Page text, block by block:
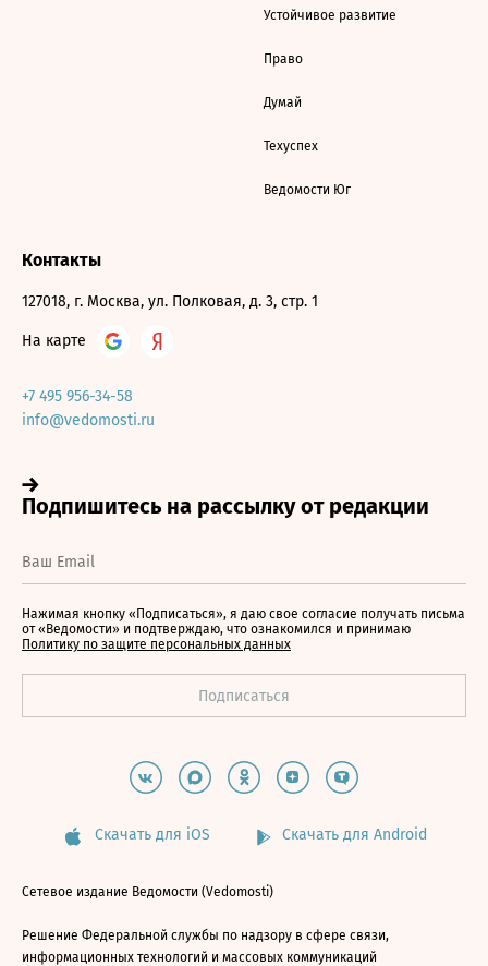
Устойчивое развитие
Право
Думай
Техуспех
Ведомости Юг
Контакты
127018, г. Москва, ул. Полковая, д. 3, стр. 1
На карте
+7 495 956-34-58
info@vedomosti.ru
Нажимая кнопку «Подписаться», я даю свое согласие получать письма
от «Ведомости» и подтверждаю, что ознакомился и принимаю
Политику по защите персональных данных
Скачать для iOS Скачать для Android
Сетевое издание Ведомости (Vedomosti)
Решение Федеральной службы по надзору в сфере связи,
информационных технологий и массовых коммуникаций